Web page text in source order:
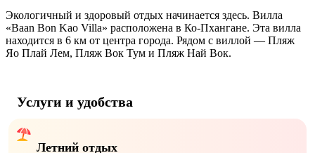
Экологичный и здоровый отдых начинается здесь. Вилла
«Baan Bon Kao Villa» расположена в Ко-Пхангане. Эта вилла
находится в 6 км от центра города. Рядом с виллой — Пляж
Яо Плай Лем, Пляж Вок Тум и Пляж Най Вок.
Услуги и удобства
Летний отдых